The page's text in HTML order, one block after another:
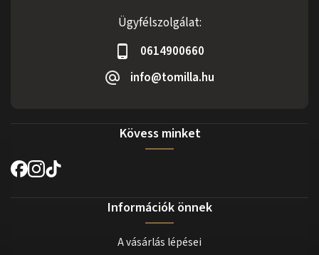
Ügyfélszolgálat:
0614900660
info@tomilla.hu
Kövess minket
Információk önnek
A vásárlás lépései